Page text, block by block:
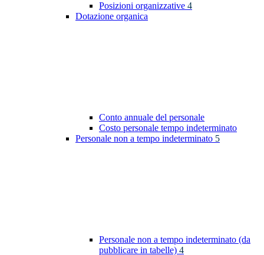
Posizioni organizzative 4
Dotazione organica
Conto annuale del personale
Costo personale tempo indeterminato
Personale non a tempo indeterminato 5
Personale non a tempo indeterminato (da
pubblicare in tabelle) 4